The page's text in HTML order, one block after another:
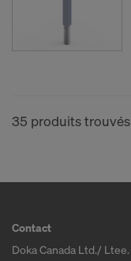
35 produits trouvés
Contact
Doka Canada Ltd./ Ltee.